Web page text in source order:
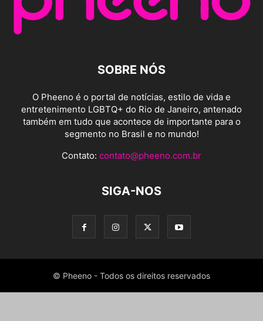
SOBRE NÓS
O Pheeno é o portal de notícias, estilo de vida e
entretenimento LGBTQ+ do Rio de Janeiro, antenado
também em tudo que acontece de importante para o
segmento no Brasil e no mundo!
Contato: contato@pheeno.com.br
SIGA-NOS
© Pheeno - Todos os direitos reservados